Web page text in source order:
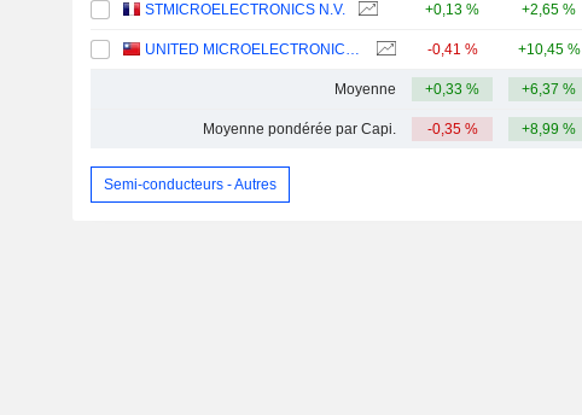
STMICROELECTRONICS N.V. +0,13 % +2,65 %
UNITED MICROELECTRONICS CORPORATION -0,41 % +10,45 %
Moyenne +0,33 % +6,37 %
Moyenne pondérée par Capi. -0,35 % +8,99 %
Semi-conducteurs - Autres